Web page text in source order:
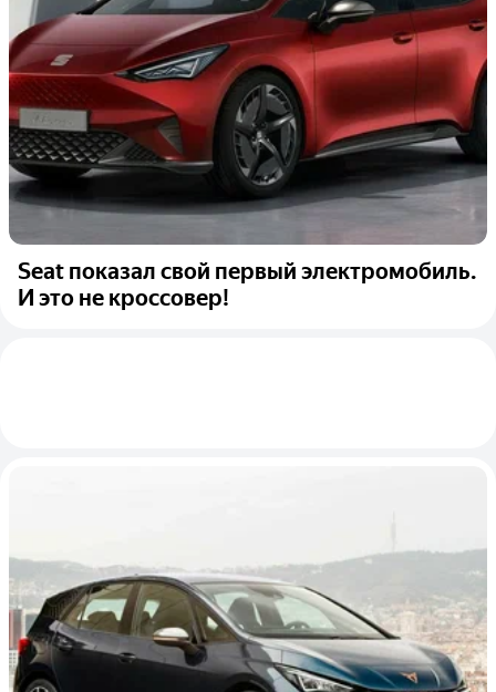
Seat показал свой первый электромобиль.
И это не кроссовер!